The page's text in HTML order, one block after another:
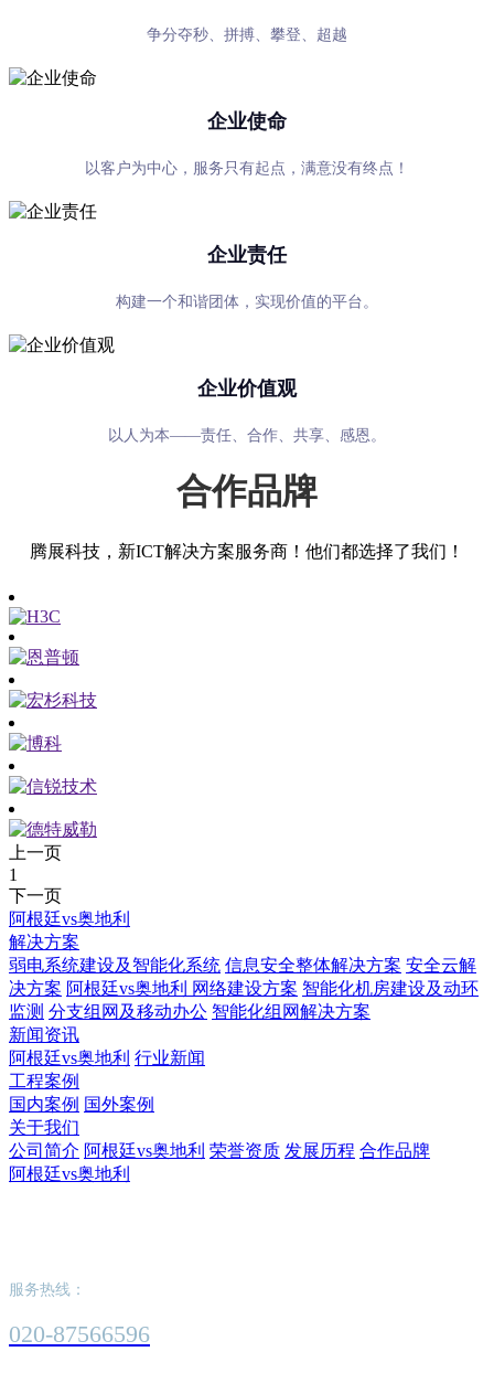
争分夺秒、拼搏、攀登、超越
企业使命
以客户为中心，服务只有起点，满意没有终点！
企业责任
构建一个和谐团体，实现价值的平台。
企业价值观
以人为本——责任、合作、共享、感恩。
合作品牌
腾展科技，新ICT解决方案服务商！他们都选择了我们！
上一页
1
下一页
阿根廷vs奥地利
解决方案
弱电系统建设及智能化系统 信息安全整体解决方案 安全云解
决方案 阿根廷vs奥地利 网络建设方案 智能化机房建设及动环
监测 分支组网及移动办公 智能化组网解决方案
新闻资讯
阿根廷vs奥地利 行业新闻
工程案例
国内案例 国外案例
关于我们
公司简介 阿根廷vs奥地利 荣誉资质 发展历程 合作品牌
阿根廷vs奥地利
服务热线：
020-87566596